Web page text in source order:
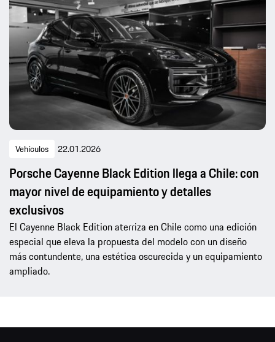
Vehículos 22.01.2026
Porsche Cayenne Black Edition llega a Chile: con
mayor nivel de equipamiento y detalles
exclusivos
El Cayenne Black Edition aterriza en Chile como una edición
especial que eleva la propuesta del modelo con un diseño
más contundente, una estética oscurecida y un equipamiento
ampliado.